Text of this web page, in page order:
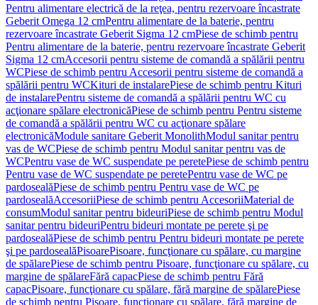
Pentru alimentare electrică de la reţea, pentru rezervoare încastrate
Geberit Omega 12 cmPentru alimentare de la baterie, pentru
rezervoare încastrate Geberit Sigma 12 cmPiese de schimb pentru
Pentru alimentare de la baterie, pentru rezervoare încastrate Geberit
Sigma 12 cmAccesorii pentru sisteme de comandă a spălării pentru
WCPiese de schimb pentru Accesorii pentru sisteme de comandă a
spălării pentru WCKituri de instalarePiese de schimb pentru Kituri
de instalarePentru sisteme de comandă a spălării pentru WC cu
acţionare spălare electronicăPiese de schimb pentru Pentru sisteme
de comandă a spălării pentru WC cu acţionare spălare
electronicăModule sanitare Geberit MonolithModul sanitar pentru
vas de WCPiese de schimb pentru Modul sanitar pentru vas de
WCPentru vase de WC suspendate pe peretePiese de schimb pentru
Pentru vase de WC suspendate pe peretePentru vase de WC pe
pardosealăPiese de schimb pentru Pentru vase de WC pe
pardosealăAccesoriiPiese de schimb pentru AccesoriiMaterial de
consumModul sanitar pentru bideuriPiese de schimb pentru Modul
sanitar pentru bideuriPentru bideuri montate pe perete şi pe
pardosealăPiese de schimb pentru Pentru bideuri montate pe perete
şi pe pardosealăPisoarePisoare, funcţionare cu spălare, cu margine
de spălarePiese de schimb pentru Pisoare, funcţionare cu spălare, cu
margine de spălareFără capacPiese de schimb pentru Fără
capacPisoare, funcţionare cu spălare, fără margine de spălarePiese
de schimb pentru Pisoare, funcţionare cu spălare, fără margine de